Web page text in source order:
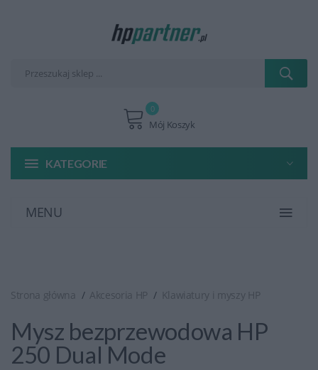
Mój Koszyk
0
KATEGORIE
MENU
Strona główna Akcesoria HP Klawiatury i myszy HP
Mysz bezprzewodowa HP
250 Dual Mode